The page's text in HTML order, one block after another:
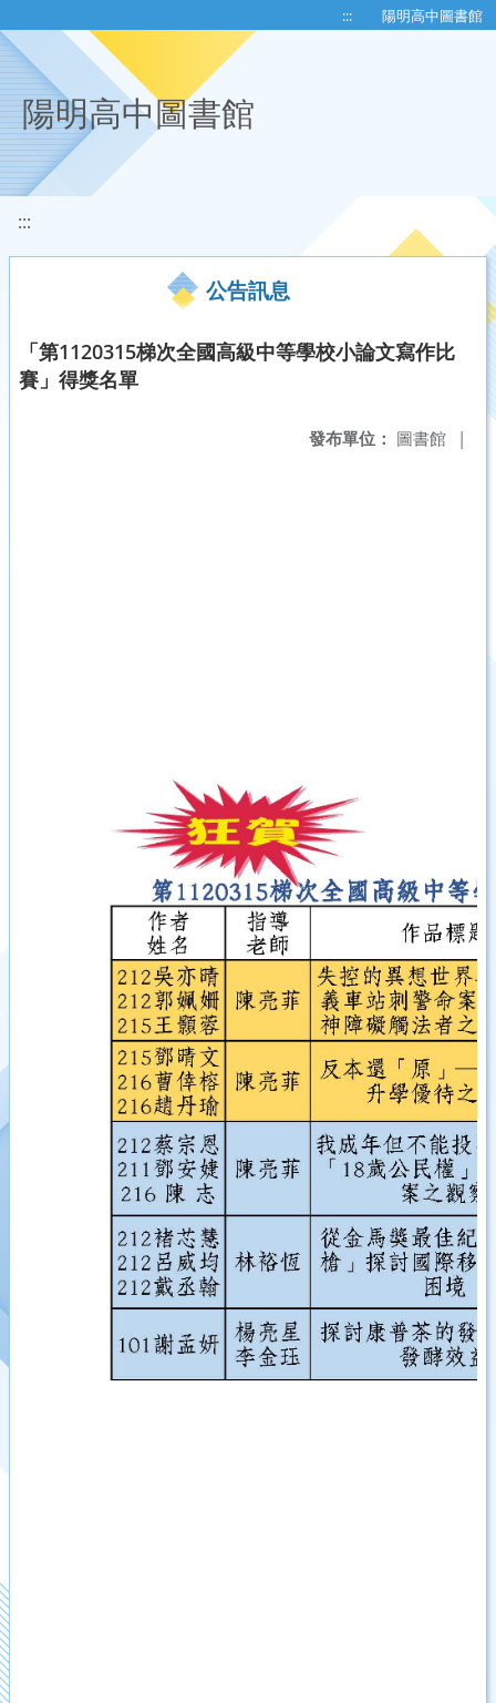
::: 陽明高中圖書館
陽明高中圖書館
:::
公告訊息
「第1120315梯次全國高級中等學校小論文寫作比
賽」得獎名單
發布單位： 圖書館 |